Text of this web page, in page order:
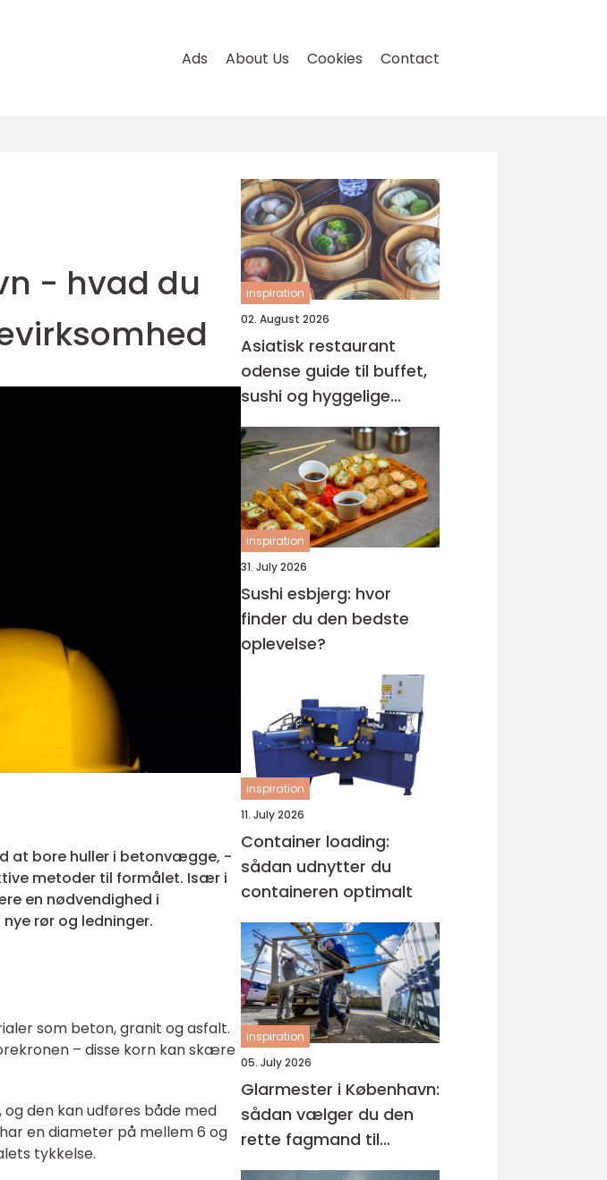
Ads About Us Cookies Contact
- hvad du
at bore huller i betonvægge, -
metoder til formålet. Især i
en nødvendighed i
rør og ledninger.
som beton, granit og asfalt.
– disse korn kan skære
den kan udføres både med
en diameter på mellem 6 og
tykkelse.
inspiration
02. August 2026
Asiatisk restaurant
odense guide til buffet,
sushi og hyggelige
rammer
inspiration
31. July 2026
Sushi esbjerg: hvor
finder du den bedste
oplevelse?
inspiration
11. July 2026
Container loading:
sådan udnytter du
containeren optimalt
inspiration
05. July 2026
Glarmester i København:
sådan vælger du den
rette fagmand til
glasopgaver